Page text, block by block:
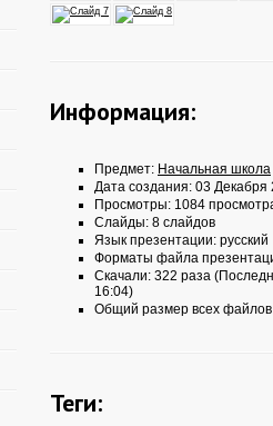
Информация:
Предмет: Начальная школа
Дата создания: 03 Декабря
Просмотры: 1084
Слайды: 8 слайдов
Язык презентации: русский
Форматы файла
Скачали: 322 раза
16:04)
Общий размер всех
Теги: